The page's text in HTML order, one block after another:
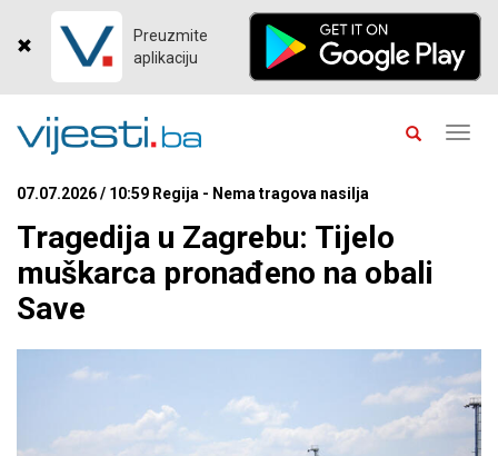
Preuzmite
aplikaciju
07.07.2026 / 10:59 Regija - Nema tragova nasilja
Tragedija u Zagrebu: Tijelo
muškarca pronađeno na obali
Save